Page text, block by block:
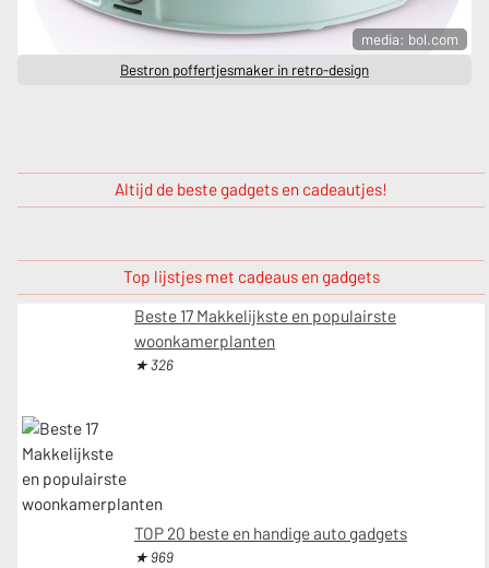
media: bol.com
Bestron poffertjesmaker in retro-design
Altijd de beste gadgets en cadeautjes!
Top lijstjes met cadeaus en gadgets
Beste 17 Makkelijkste en populairste
woonkamerplanten
★ 326
TOP 20 beste en handige auto gadgets
★ 969